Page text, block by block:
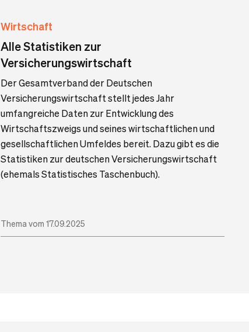
Wirtschaft
Alle Statistiken zur
Versicherungswirtschaft
Der Gesamtverband der Deutschen
Versicherungswirtschaft stellt jedes Jahr
umfangreiche Daten zur Entwicklung des
Wirtschaftszweigs und seines wirtschaftlichen und
gesellschaftlichen Umfeldes bereit. Dazu gibt es die
Statistiken zur deutschen Versicherungswirtschaft
(ehemals Statistisches Taschenbuch).
Thema vom 17.09.2025